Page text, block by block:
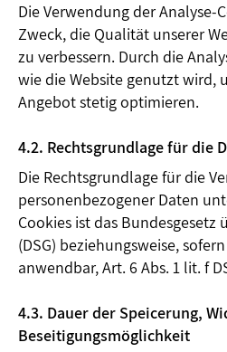
Die Verwendung der Analyse-
Zweck, die Qualität unserer
zu verbessern. Durch die
wie die Website genutzt wird,
Angebot stetig optimieren.
4.2. Rechtsgrundlage für die
Die Rechtsgrundlage für die
personenbezogener Daten
Cookies ist das Bundesgesetz
(DSG) beziehungsweise,
anwendbar, Art. 6 Abs. 1 lit. f
4.3. Dauer der Speicerung,
Beseitigungsmöglichkeit